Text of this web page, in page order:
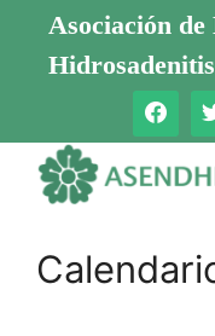
Saltar
contenido
Asociación
Hidrosadenitis